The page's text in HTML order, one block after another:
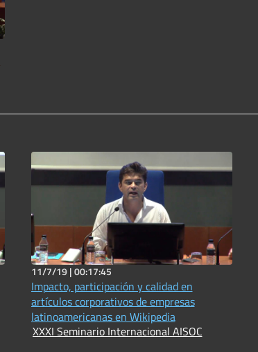
11/7/19 |00:17:45
Impacto, participación y calidad en
artículos corporativos de empresas
latinoamericanas en Wikipedia
XXXI Seminario Internacional AISOC